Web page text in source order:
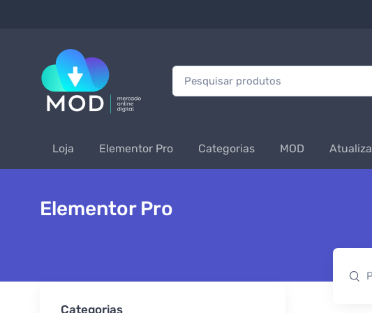
Procurar:
Loja Elementor Pro Categorias MOD
Elementor Pro
Categorias